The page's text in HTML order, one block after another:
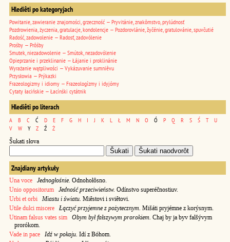
Hlediêti po kategoryjach
Powitanie, zawieranie znajomości, grzeczność — Pryvitánie, znakômstvo, prylúdnosť
Pozdrowienia, życzenia, gratulacje, kondolencje — Pozdorovlánie, žyčénie, gratulovánie, spuvčutié
Radość, zadowolenie — Radosť, zadovólenie
Prośby — Prôśby
Smutek, niezadowolenie — Smútok, nezadovólenie
Opieprzanie i przeklinanie — Łájanie i proklinánie
Wyrażanie wątpliwości — Vykázuvanie sumniêvu
Przysłowia — Prýkazki
Frazeologizmy i idiomy — Frazeologízmy i idyjómy
Cytaty łacińskie — Łacínśki cytátnik
Hlediêti po literach
A B C Ć D E F G H I J K L Ł M N O Ó P Q R S Ś T
U
V
W Y Z Ź Ż
Šukati słova
Znajdiany artykuły
Una voce Jednogłośnie. Odnohołôsno.
Unio oppositorum
Jedność przeciwieństw. Odínstvo superéčnostiuv.
Urbi et orbi
Miastu i światu. Miêstovi i sviêtovi.
Utile dulci miscere
Łączyć przyjemne z pożytecznym. Mišáti pryjémne z korýsnym.
Utinam falsus vates sim
Obym był fałszywym prorokiem. Chaj by ja byv falšývym
prorókom.
Vade in pace
Idź w pokoju. Idí z Bóhom.